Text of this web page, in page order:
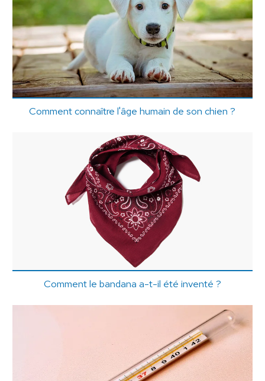
Comment connaître l'âge humain de son chien ?
Comment le bandana a-t-il été inventé ?